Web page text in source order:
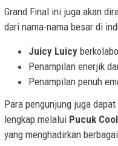
Grand Final ini juga akan
dari nama-nama besar di
Juicy Luicy
Penampilan enerjik
Penampilan penuh
Para pengunjung juga
lengkap melalui Pucuk
yang menghadirkan